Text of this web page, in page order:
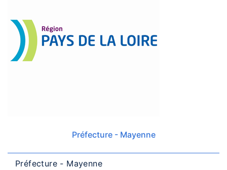
Préfecture - Mayenne
Préfecture - Mayenne